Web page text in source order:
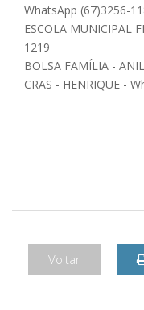
WhatsApp (67)3256-
ESCOLA MUNICIPAL
1219
BOLSA FAMÍLIA -
CRAS - HENRIQUE -
Voltar